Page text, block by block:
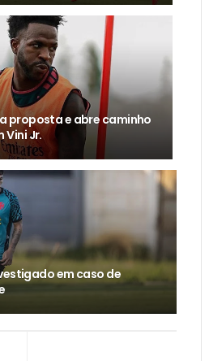
proposta e abre caminho
Vini Jr.
em caso de